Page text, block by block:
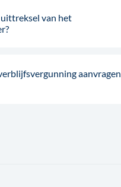
van het
aanvragen